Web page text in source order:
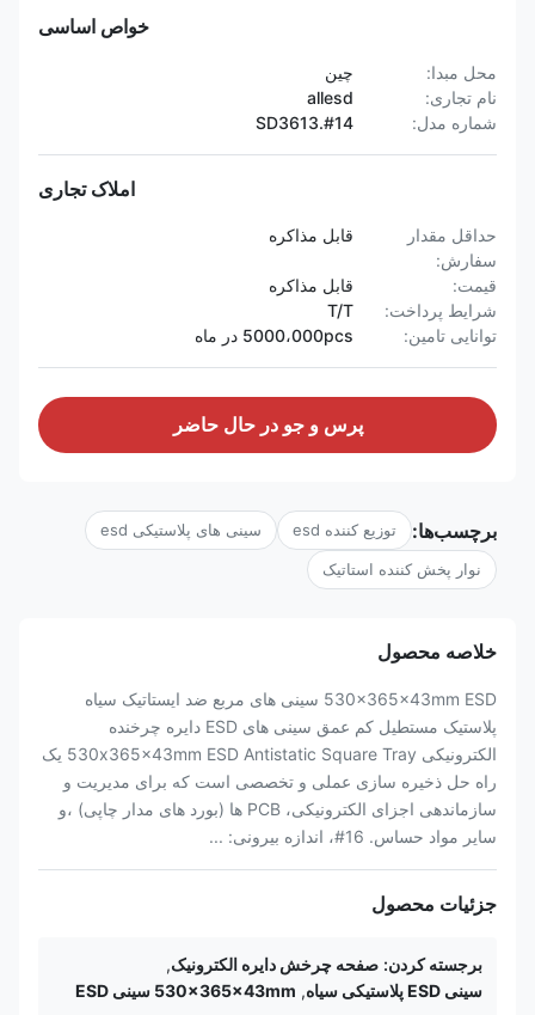
خواص اساسی
محل مبدا:
چین
نام تجاری:
allesd
شماره مدل:
SD3613.#14
املاک تجاری
حداقل مقدار
سفارش:
قابل مذاکره
قیمت:
قابل مذاکره
شرایط پرداخت:
T/T
توانایی تامین:
5000،000pcs در ماه
پرس و جو در حال حاضر
برچسب‌ها: توزیع کننده esd سینی های پلاستیکی esd
نوار پخش کننده استاتیک
خلاصه محصول
530x365x43mm ESD سینی های مربع ضد ایستاتیک سیاه
پلاستیک مستطیل کم عمق سینی های ESD دایره چرخنده
الکترونیکی 530x365x43mm ESD Antistatic Square Tray یک
راه حل ذخیره سازی عملی و تخصصی است که برای مدیریت و
سازماندهی اجزای الکترونیکی، PCB ها (بورد های مدار چاپی) ،و
سایر مواد حساس. 16#، اندازه بیرونی: ...
جزئیات محصول
برجسته کردن: صفحه چرخش دایره الکترونیک,
سینی ESD پلاستیکی سیاه
, 530x365x43mm سینی ESD